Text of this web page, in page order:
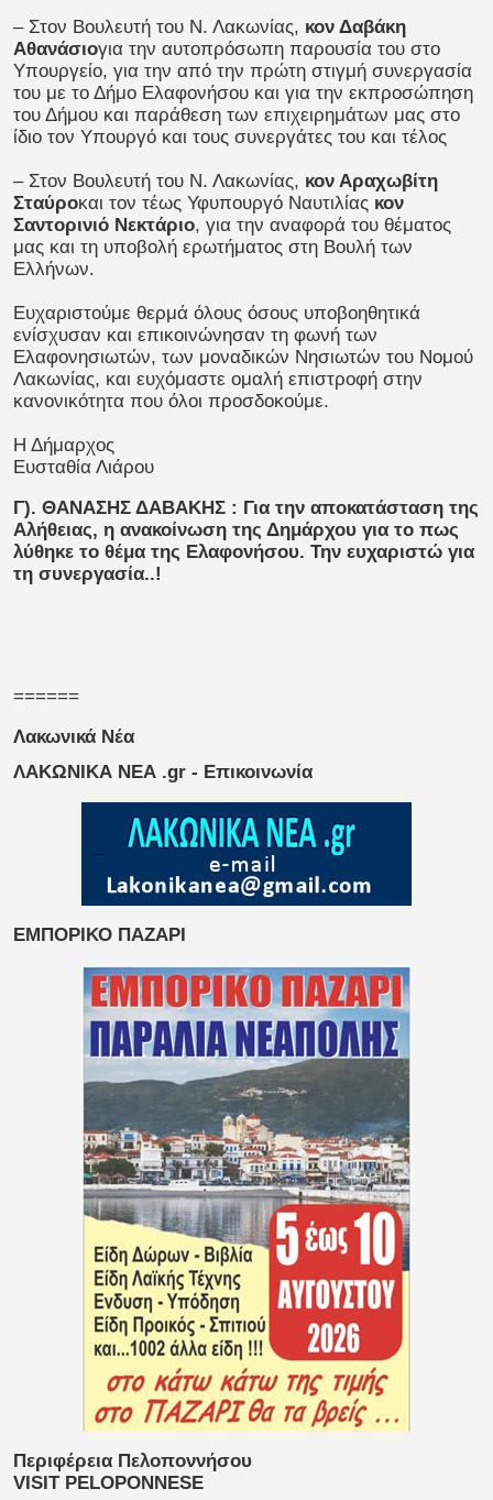
– Στον Βουλευτή του Ν. Λακωνίας, κον Δαβάκη
Αθανάσιογια την αυτοπρόσωπη παρουσία του στο
Υπουργείο, για την από την πρώτη στιγμή συνεργασία
του με το Δήμο Ελαφονήσου και για την εκπροσώπηση
του Δήμου και παράθεση των επιχειρημάτων μας στο
ίδιο τον Υπουργό και τους συνεργάτες του και τέλος
– Στον Βουλευτή του Ν. Λακωνίας, κον Αραχωβίτη
Σταύροκαι τον τέως Υφυπουργό Ναυτιλίας κον
Σαντορινιό Νεκτάριο, για την αναφορά του θέματος
μας και τη υποβολή ερωτήματος στη Βουλή των
Ελλήνων.
Ευχαριστούμε θερμά όλους όσους υποβοηθητικά
ενίσχυσαν και επικοινώνησαν τη φωνή των
Ελαφονησιωτών, των μοναδικών Νησιωτών του Νομού
Λακωνίας, και ευχόμαστε ομαλή επιστροφή στην
κανονικότητα που όλοι προσδοκούμε.
Η Δήμαρχος
Ευσταθία Λιάρου
Γ). ΘΑΝΑΣΗΣ ΔΑΒΑΚΗΣ : Για την αποκατάσταση της
Αλήθειας, η ανακοίνωση της Δημάρχου για το πως
λύθηκε το θέμα της Ελαφονήσου. Την ευχαριστώ για
τη συνεργασία..!
======
Λακωνικά Νέα
ΛΑΚΩΝΙΚΑ ΝΕΑ .gr - Επικοινωνία
ΕΜΠΟΡΙΚΟ ΠΑΖΑΡΙ
Περιφέρεια Πελοποννήσου
VISIT PELOPONNESE